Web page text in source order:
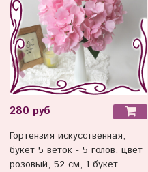
280 руб
Гортензия искусственная,
букет 5 веток - 5 голов, цвет
розовый, 52 см, 1 букет